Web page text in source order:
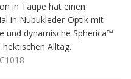
in Taupe hat einen
in Nubukleder-Optik mit
und dynamische Spherica™
Alltag.